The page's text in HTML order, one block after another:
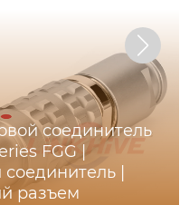
соединитель
FGG |
|
разъем